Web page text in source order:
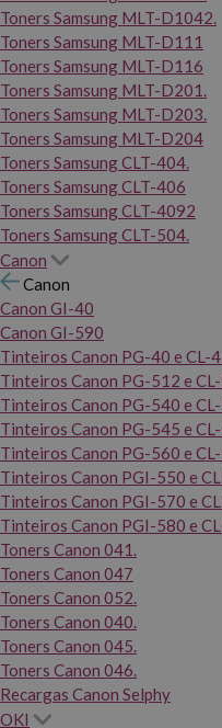
Toners Samsung MLT-D1042.
Toners Samsung MLT-D111
Toners Samsung MLT-D116
Toners Samsung MLT-D201.
Toners Samsung MLT-D203.
Toners Samsung MLT-D204
Toners Samsung CLT-404.
Toners Samsung CLT-406
Toners Samsung CLT-4092
Toners Samsung CLT-504.
Canon
Canon
Canon GI-40
Canon GI-590
Tinteiros Canon PG-40 e CL-
Tinteiros Canon PG-512 e
Tinteiros Canon PG-540 e
Tinteiros Canon PG-545 e
Tinteiros Canon PG-560 e
Tinteiros Canon PGI-550 e
Tinteiros Canon PGI-570 e
Tinteiros Canon PGI-580 e
Toners Canon 041.
Toners Canon 047
Toners Canon 052.
Toners Canon 040.
Toners Canon 045.
Toners Canon 046.
Recargas Canon Selphy
OKI